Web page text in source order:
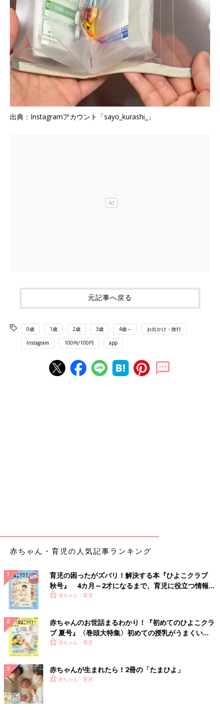
出典：Instagramアカウント「sayo_kurashi_」
元記事へ戻る
0歳 1歳 2歳 3歳 4歳～ お出かけ・旅行
Instagram 100均/100円 app
赤ちゃん・育児の人気記事ランキング
育児の困ったがズバリ！解決する本『ひよこクラブ
秋号』 4カ月～2才になるまで、育児に役立つ情報が
いっぱい！
赤ちゃん・育児
赤ちゃんのお世話まるわかり！『初めてのひよこクラ
ブ 夏号』〈巻頭大特集〉初めての授乳がうまくい
く！ おっぱい・ミルクの基本と夏のトラブル 解決テ
赤ちゃん・育児
赤ちゃんが生まれたら！2冊の「たまひよ」
赤ちゃん・育児